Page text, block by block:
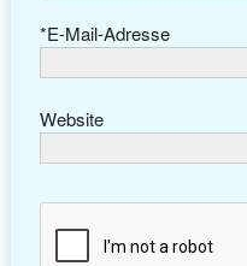
E-Mail-Adresse
*
Website